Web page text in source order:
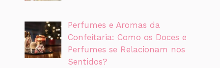
Perfumes e Aromas da
Confeitaria: Como os Doces e
Perfumes se Relacionam nos
Sentidos?